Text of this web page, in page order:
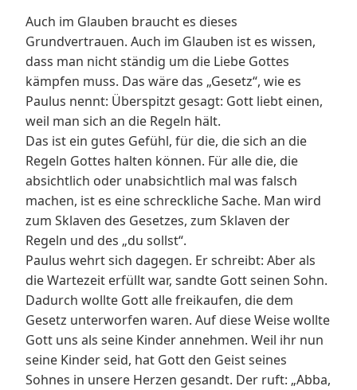
Auch im Glauben braucht es dieses
Grundvertrauen. Auch im Glauben ist es wissen,
dass man nicht ständig um die Liebe Gottes
kämpfen muss. Das wäre das „Gesetz“, wie es
Paulus nennt: Überspitzt gesagt: Gott liebt einen,
weil man sich an die Regeln hält.
Das ist ein gutes Gefühl, für die, die sich an die
Regeln Gottes halten können. Für alle die, die
absichtlich oder unabsichtlich mal was falsch
machen, ist es eine schreckliche Sache. Man wird
zum Sklaven des Gesetzes, zum Sklaven der
Regeln und des „du sollst“.
Paulus wehrt sich dagegen. Er schreibt: Aber als
die Wartezeit erfüllt war, sandte Gott seinen Sohn.
Dadurch wollte Gott alle freikaufen, die dem
Gesetz unterworfen waren. Auf diese Weise wollte
Gott uns als seine Kinder annehmen. Weil ihr nun
seine Kinder seid, hat Gott den Geist seines
Sohnes in unsere Herzen gesandt. Der ruft: „Abba,